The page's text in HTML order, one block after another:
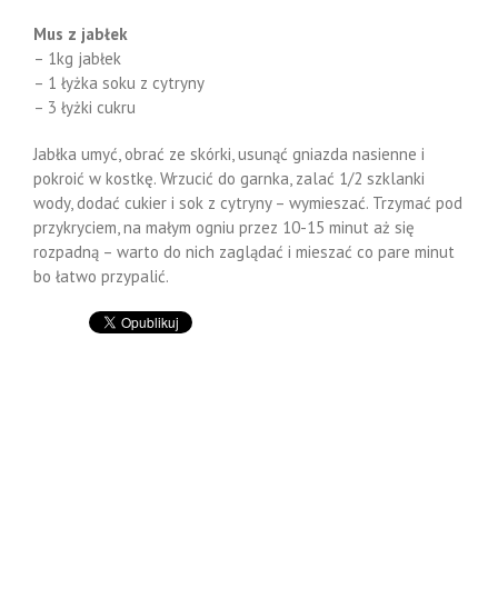
Mus z jabłek
– 1kg jabłek
– 1 łyżka soku z cytryny
– 3 łyżki cukru
Jabłka umyć, obrać ze skórki, usunąć gniazda nasienne i
pokroić w kostkę. Wrzucić do garnka, zalać 1/2 szklanki
wody, dodać cukier i sok z cytryny – wymieszać. Trzymać pod
przykryciem, na małym ogniu przez 10-15 minut aż się
rozpadną – warto do nich zaglądać i mieszać co pare minut
bo łatwo przypalić.